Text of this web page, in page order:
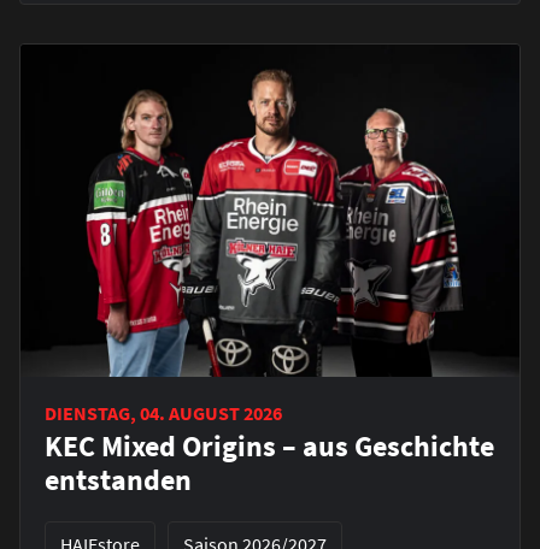
DIENSTAG, 04. AUGUST 2026
KEC Mixed Origins – aus Geschichte
entstanden
HAIEstore Saison 2026/2027